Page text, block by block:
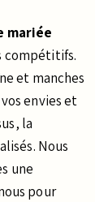
mariée
compétitifs.
et manches
envies et
la
Nous
une
pour